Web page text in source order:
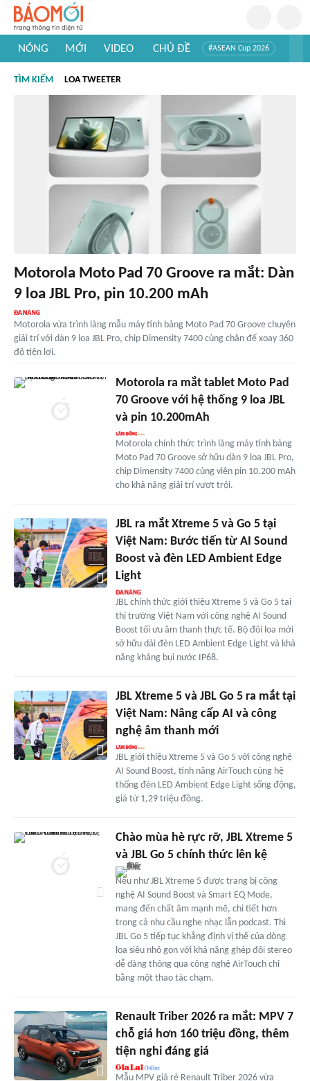
NÓNG MỚI VIDEO CHỦ ĐỀ #ASEAN Cup 2026
#Khám phá thế giới
TÌM KIẾM LOA TWEETER
Motorola Moto Pad 70 Groove ra mắt: Dàn
9 loa JBL Pro, pin 10.200 mAh
Motorola vừa trình làng mẫu máy tính bảng Moto Pad 70 Groove chuyên
giải trí với dàn 9 loa JBL Pro, chip Dimensity 7400 cùng chân đế xoay 360
độ tiện lợi.
Motorola ra mắt tablet Moto Pad
70 Groove với hệ thống 9 loa JBL
và pin 10.200mAh
Motorola chính thức trình làng máy tính bảng
Moto Pad 70 Groove sở hữu dàn 9 loa JBL Pro,
chip Dimensity 7400 cùng viên pin 10.200 mAh
cho khả năng giải trí vượt trội.
JBL ra mắt Xtreme 5 và Go 5 tại
Việt Nam: Bước tiến từ AI Sound
Boost và đèn LED Ambient Edge
Light
JBL chính thức giới thiệu Xtreme 5 và Go 5 tại
thị trường Việt Nam với công nghệ AI Sound
Boost tối ưu âm thanh thực tế. Bộ đôi loa mới
sở hữu dải đèn LED Ambient Edge Light và khả
năng kháng bụi nước IP68.
JBL Xtreme 5 và JBL Go 5 ra mắt tại
Việt Nam: Nâng cấp AI và công
nghệ âm thanh mới
JBL giới thiệu Xtreme 5 và Go 5 với công nghệ
AI Sound Boost, tính năng AirTouch cùng hệ
thống đèn LED Ambient Edge Light sống động,
giá từ 1,29 triệu đồng.
Chào mùa hè rực rỡ, JBL Xtreme 5
và JBL Go 5 chính thức lên kệ
Nếu như JBL Xtreme 5 được trang bị công
nghệ AI Sound Boost và Smart EQ Mode,
mang đến chất âm mạnh mẽ, chi tiết hơn
trong cả nhu cầu nghe nhạc lẫn podcast. Thì
JBL Go 5 tiếp tục khẳng định vị thế của dòng
loa siêu nhỏ gọn với khả năng ghép đôi stereo
dễ dàng thông qua công nghệ AirTouch chỉ
bằng một thao tác chạm.
Renault Triber 2026 ra mắt: MPV 7
chỗ giá hơn 160 triệu đồng, thêm
tiện nghi đáng giá
Mẫu MPV giá rẻ Renault Triber 2026 vừa